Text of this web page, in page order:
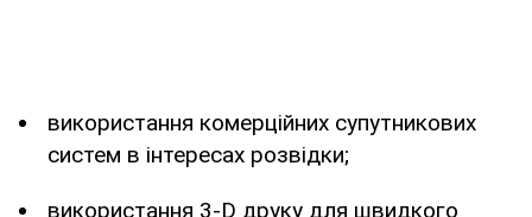
використання комерційних супутникових
систем в інтересах розвідки;
використання 3-D друку для швидкого